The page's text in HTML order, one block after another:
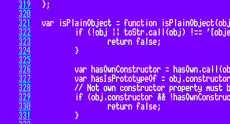
319
320
321
322
323
324
325
326
327
328
329
330
331